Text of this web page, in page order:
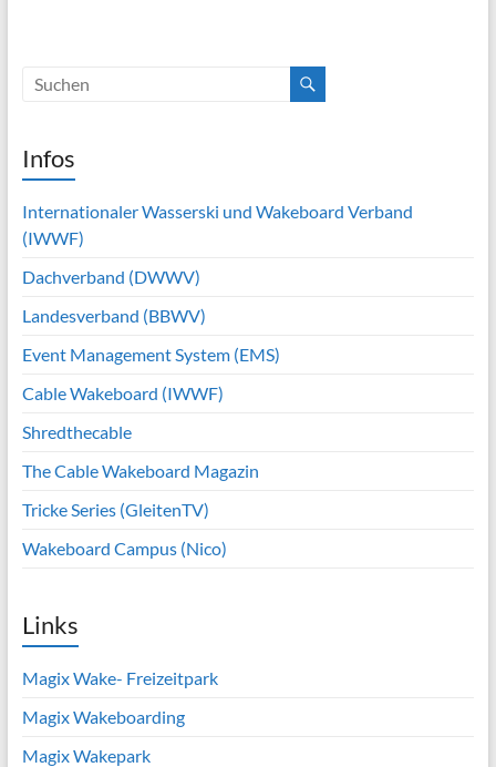
Infos
Internationaler Wasserski und Wakeboard Verband
(IWWF)
Dachverband (DWWV)
Landesverband (BBWV)
Event Management System (EMS)
Cable Wakeboard (IWWF)
Shredthecable
The Cable Wakeboard Magazin
Tricke Series (GleitenTV)
Wakeboard Campus (Nico)
Links
Magix Wake- Freizeitpark
Magix Wakeboarding
Magix Wakepark